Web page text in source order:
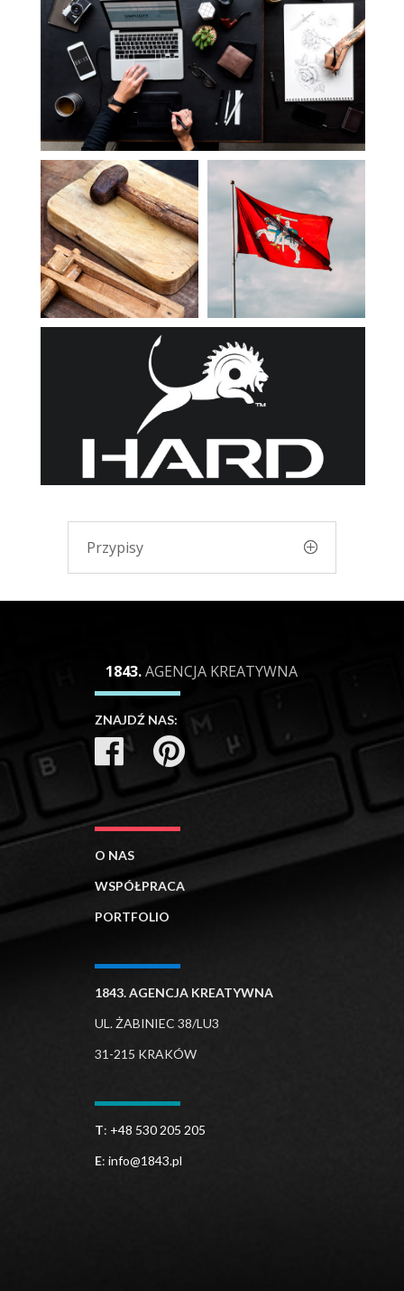
Przypisy
1843.AGENCJA KREATYWNA
ZNAJDŹ NAS:
O NAS
WSPÓŁPRACA
PORTFOLIO
1843. AGENCJA KREATYWNA
UL. ŻABINIEC 38/LU3
31-215 KRAKÓW
T: +48 530 205 205
E: info@1843.pl